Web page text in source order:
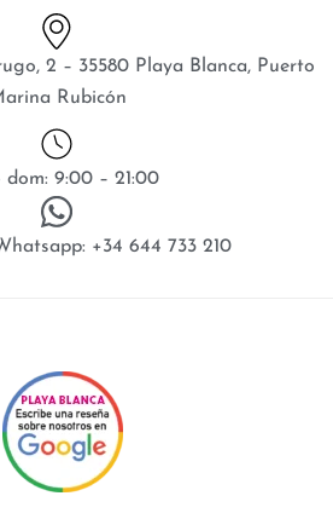
2 – 35580 Playa Blanca, Puerto
Rubicón
dom: 9:00 – 21:00
+34 644 733 210